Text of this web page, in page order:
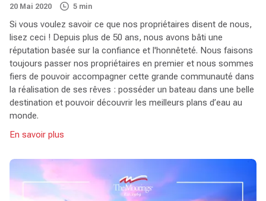
20 Mai 2020 5 min
Si vous voulez savoir ce que nos propriétaires disent de nous,
lisez ceci ! Depuis plus de 50 ans, nous avons bâti une
réputation basée sur la confiance et l'honnêteté. Nous faisons
toujours passer nos propriétaires en premier et nous sommes
fiers de pouvoir accompagner cette grande communauté dans
la réalisation de ses rêves : posséder un bateau dans une belle
destination et pouvoir découvrir les meilleurs plans d’eau au
monde.
En savoir plus